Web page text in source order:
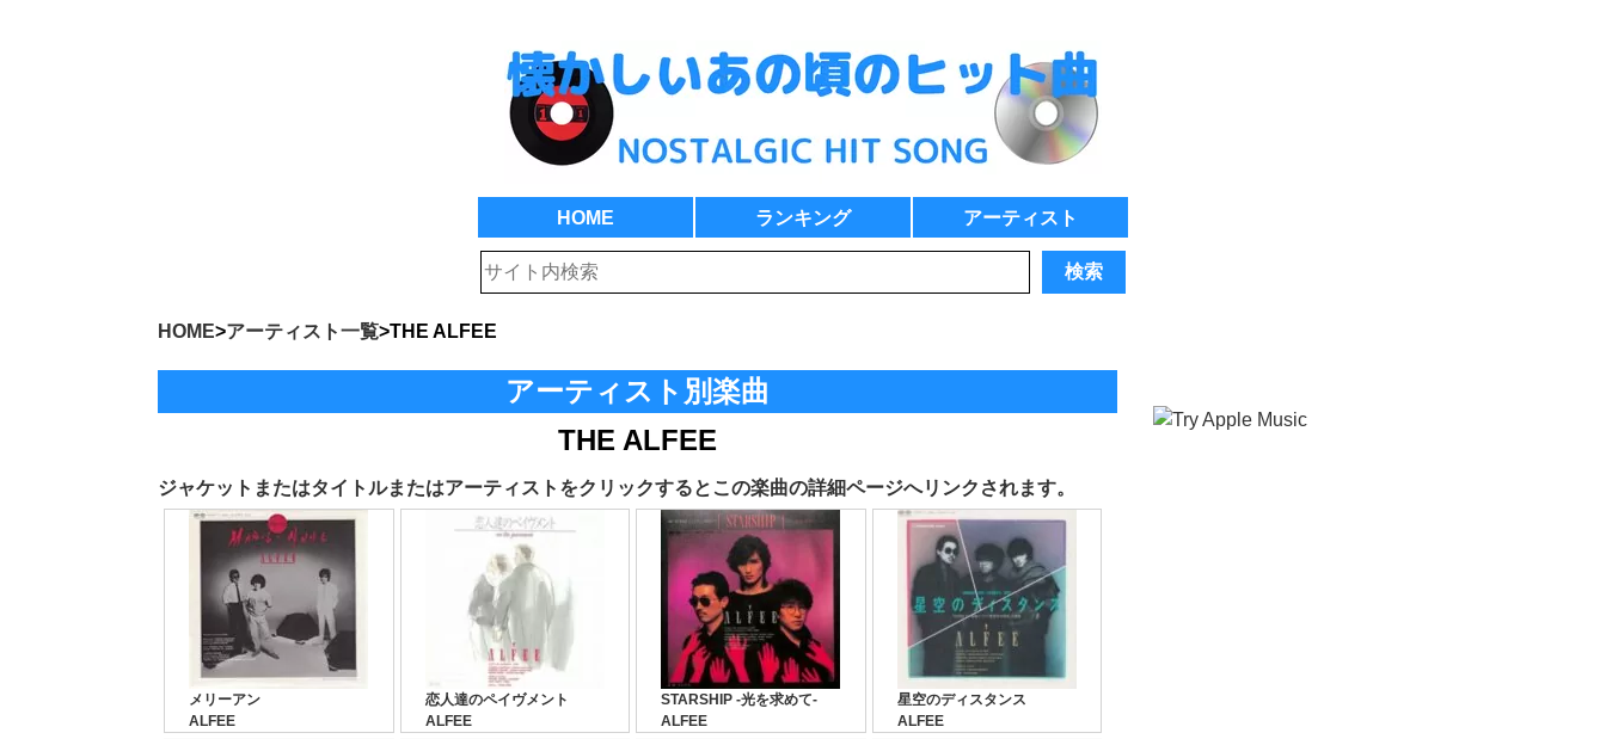
HOME ランキング アーティスト
検索
HOME>アーティスト一覧>THE ALFEE
アーティスト別楽曲
THE ALFEE
ジャケットまたはタイトルまたはアーティストをクリックするとこの楽曲の詳細ページへリンクされます。
メリーアン
ALFEE
恋人達のペイヴメント
ALFEE
STARSHIP -光を求めて-
ALFEE
星空のディスタンス
ALFEE